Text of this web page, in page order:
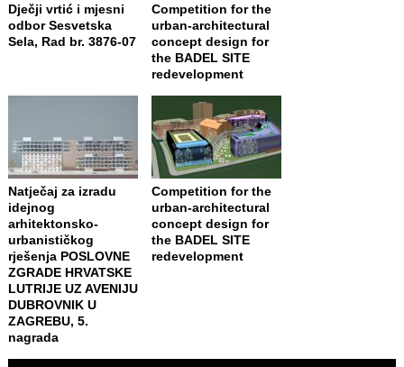
Dječji vrtić i mjesni
odbor Sesvetska
Sela, Rad br. 3876-07
Competition for the
urban-architectural
concept design for
the BADEL SITE
redevelopment
Natječaj za izradu
idejnog
arhitektonsko-
urbanističkog
rješenja POSLOVNE
ZGRADE HRVATSKE
LUTRIJE UZ AVENIJU
DUBROVNIK U
ZAGREBU, 5.
nagrada
Competition for the
urban-architectural
concept design for
the BADEL SITE
redevelopment